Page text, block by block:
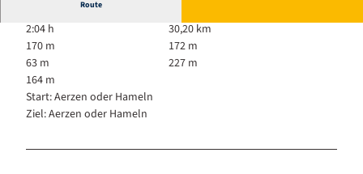
Route
2:04 h
30,20 km
170 m
172 m
63 m
227 m
164 m
Start: Aerzen oder Hameln
Ziel: Aerzen oder Hameln